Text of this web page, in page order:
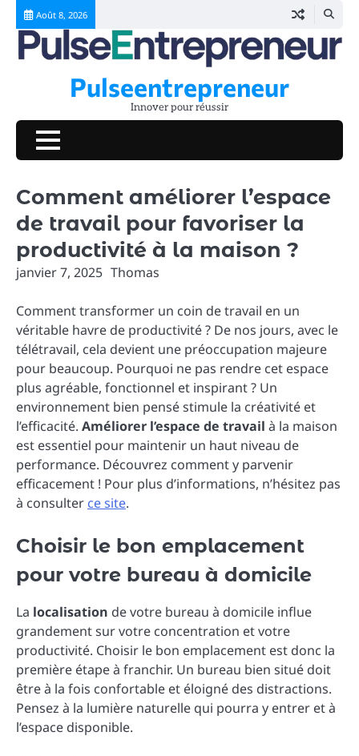
Skip
content
Août 8, 2026
Pulseentrepreneur
Innover pour réussir
Comment améliorer l’espace
de travail pour favoriser la
productivité à la maison ?
janvier 7, 2025 Thomas
Comment transformer un coin de travail en un
véritable havre de productivité ? De nos jours, avec le
télétravail, cela devient une préoccupation majeure
pour beaucoup. Pourquoi ne pas rendre cet espace
plus agréable, fonctionnel et inspirant ? Un
environnement bien pensé stimule la créativité et
l’efficacité. Améliorer l’espace de travail à la maison
est essentiel pour maintenir un haut niveau de
performance. Découvrez comment y parvenir
efficacement ! Pour plus d’informations, n’hésitez pas
à consulter ce site.
Choisir le bon emplacement
pour votre bureau à domicile
La localisation de votre bureau à domicile influe
grandement sur votre concentration et votre
productivité. Choisir le bon emplacement est donc la
première étape à franchir. Un bureau bien situé doit
être à la fois confortable et éloigné des distractions.
Pensez à la lumière naturelle qui pourra y entrer et à
l’espace disponible.